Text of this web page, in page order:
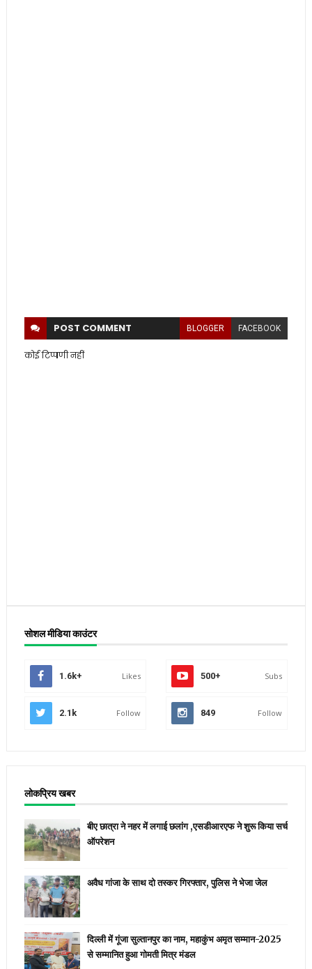
POST COMMENT BLOGGER FACEBOOK
कोई टिप्पणी नहीं
सोशल मीडिया काउंटर
1.6k+ Likes 500+ Subs
2.1k Follow 849 Follow
लोकप्रिय खबर
बीए छात्रा ने नहर में लगाई छलांग ,एसडीआरएफ ने शुरू किया सर्च
ऑपरेशन
अवैध गांजा के साथ दो तस्कर गिरफ्तार, पुलिस ने भेजा जेल
दिल्ली में गूंजा सुल्तानपुर का नाम, महाकुंभ अमृत सम्मान-2025
से सम्मानित हुआ गोमती मित्र मंडल